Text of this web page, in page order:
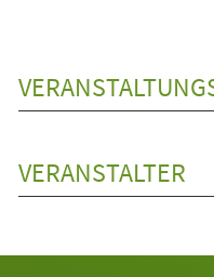
VERANSTALTER